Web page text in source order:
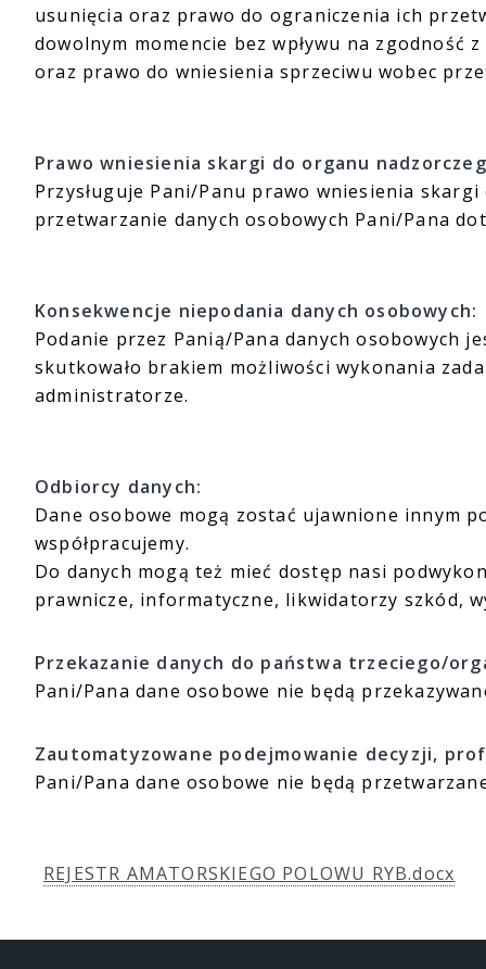
usunięcia oraz prawo do ograniczenia ich
dowolnym momencie bez wpływu na
oraz prawo do wniesienia sprzeciwu wobec
Prawo wniesienia skargi do organu
Przysługuje Pani/Panu prawo wniesienia
przetwarzanie danych osobowych Pani/Pana
Konsekwencje niepodania danych osobowych:
Podanie przez Panią/Pana danych osobowych
skutkowało brakiem możliwości wykonania
administratorze.
Odbiorcy danych:
Dane osobowe mogą zostać ujawnione innym
współpracujemy.
Do danych mogą też mieć dostęp nasi
prawnicze, informatyczne, likwidatorzy szkód,
Przekazanie danych do państwa trzeciego/
Pani/Pana dane osobowe nie będą
Zautomatyzowane podejmowanie decyzji,
Pani/Pana dane osobowe nie będą
REJESTR AMATORSKIEGO POLOWU RYB.docx